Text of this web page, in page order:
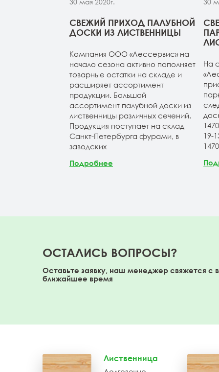
СВЕЖИЙ ПРИХОД ПАЛУБНОЙ
ДОСКИ ИЗ ЛИСТВЕННИЦЫ
Компания ООО «Лессервис» на
начало сезона активно пополняет
товарные остатки на складе и
расширяет ассортимент
продукции. Большой
ассортимент палубной доски из
лиственницы различных сечений.
Продукция поступает на склад
Санкт-Петербурга фурами, в
заводских
Подробнее
На
19-
ОСТАЛИСЬ ВОПРОСЫ?
Оставьте заявку, наш менеджер свяжется с
ближайшее время
Лиственница